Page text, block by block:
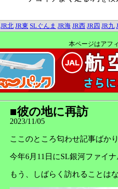
JR北 JR東 SLぐんま JR海 JR西 JR四 JR九
本ページはアフ
■彼の地に再訪
2023/11/05
ここのところ匂わせ記事ばか
今年6月11日にSL銀河ファイ
もう、しばらく訪れることは